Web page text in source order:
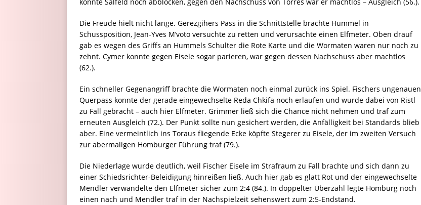
Die Freude hielt nicht lange. Gerezgihers Pass in die Schnittstelle brachte Hummel in
Schussposition, Jean-Yves M’voto versuchte zu retten und verursachte einen Elfmeter. Oben drauf
gab es wegen des Griffs an Hummels Schulter die Rote Karte und die Wormaten waren nur noch zu
zehnt. Cymer konnte gegen Eisele sogar parieren, war gegen dessen Nachschuss aber machtlos
(62.).
Ein schneller Gegenangriff brachte die Wormaten noch einmal zurück ins Spiel. Fischers ungenauen
Querpass konnte der gerade eingewechselte Reda Chkifa noch erlaufen und wurde dabei von Ristl
zu Fall gebracht – auch hier Elfmeter. Grimmer ließ sich die Chance nicht nehmen und traf zum
erneuten Ausgleich (72.). Der Punkt sollte nun gesichert werden, die Anfälligkeit bei Standards blieb
aber. Eine vermeintlich ins Toraus fliegende Ecke köpfte Stegerer zu Eisele, der im zweiten Versuch
zur abermaligen Homburger Führung traf (79.).
Die Niederlage wurde deutlich, weil Fischer Eisele im Strafraum zu Fall brachte und sich dann zu
einer Schiedsrichter-Beleidigung hinreißen ließ. Auch hier gab es glatt Rot und der eingewechselte
Mendler verwandelte den Elfmeter sicher zum 2:4 (84.). In doppelter Überzahl legte Homburg noch
einen nach und Mendler traf in der Nachspielzeit sehenswert zum 2:5-Endstand.